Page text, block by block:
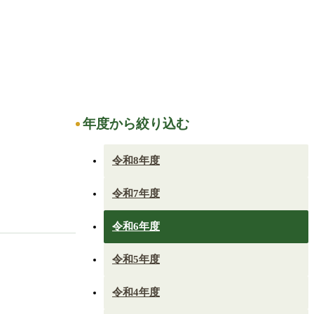
年度から絞り込む
令和8年度
令和7年度
令和6年度
令和5年度
令和4年度